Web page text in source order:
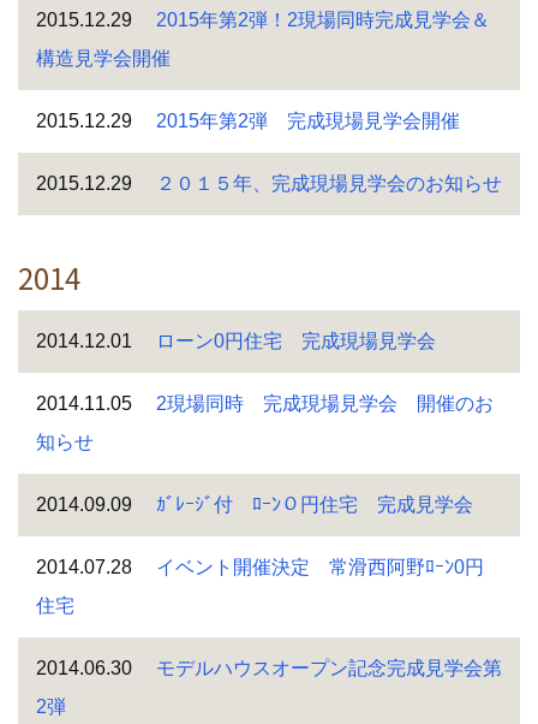
2015.12.29
2015年第2弾！2現場同時完成見学会＆
構造見学会開催
2015.12.29 2015年第2弾 完成現場見学会開催
2015.12.29 ２０１５年、完成現場見学会のお知らせ
2014
2014.12.01 ローン0円住宅 完成現場見学会
2014.11.05
2現場同時 完成現場見学会 開催のお
知らせ
2014.09.09 ｶﾞﾚｰｼﾞ付 ﾛｰﾝ０円住宅 完成見学会
2014.07.28
イベント開催決定 常滑西阿野ﾛｰﾝ0円
住宅
2014.06.30
モデルハウスオープン記念完成見学会第
2弾